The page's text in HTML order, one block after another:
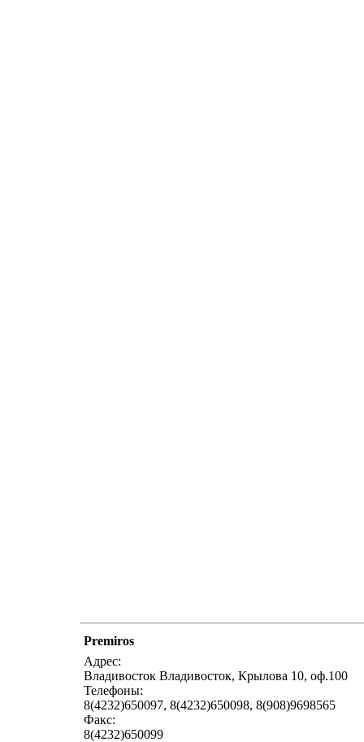
Premiros
Адрес:
Владивосток Владивосток, Крылова 10, оф.100
Телефоны:
8(4232)650097, 8(4232)650098, 8(908)9698565
Факс:
8(4232)650099